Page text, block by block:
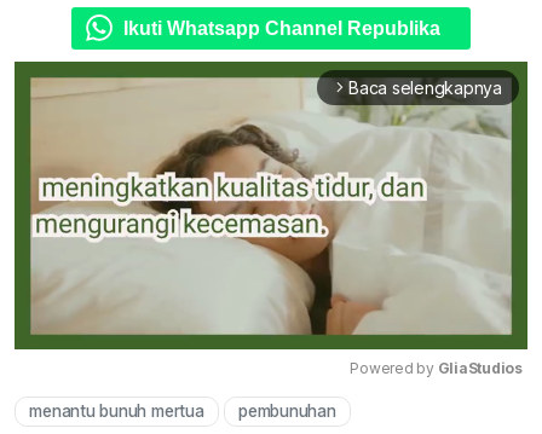
Ikuti Whatsapp Channel Republika
arrow_forward_ios Baca selengkapnya
Powered by GliaStudios
menantu bunuh mertua pembunuhan